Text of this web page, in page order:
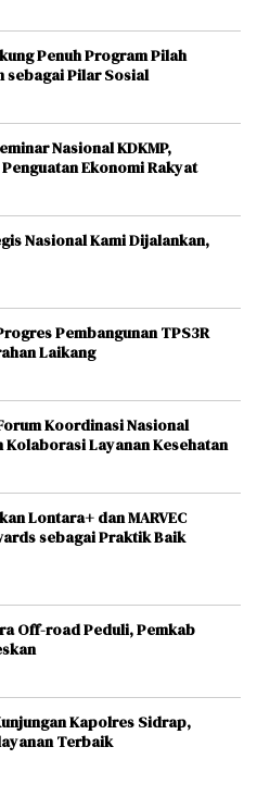
Penuh Program Pilah
sebagai Pilar Sosial
Nasional KDKMP,
Ekonomi Rakyat
Nasional Kami Dijalankan,
Pembangunan TPS3R
Laikang
Koordinasi Nasional
Kolaborasi Layanan Kesehatan
Lontara+ dan MARVEC
sebagai Praktik Baik
Off-road Peduli, Pemkab
Kapolres Sidrap,
Terbaik